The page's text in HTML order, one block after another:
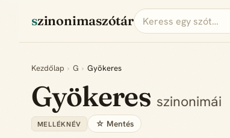
szinonimaszótár
Kezdőlap › G › Gyökeres
Gyökeres szinonimái
MELLÉKNÉV ☆ Mentés